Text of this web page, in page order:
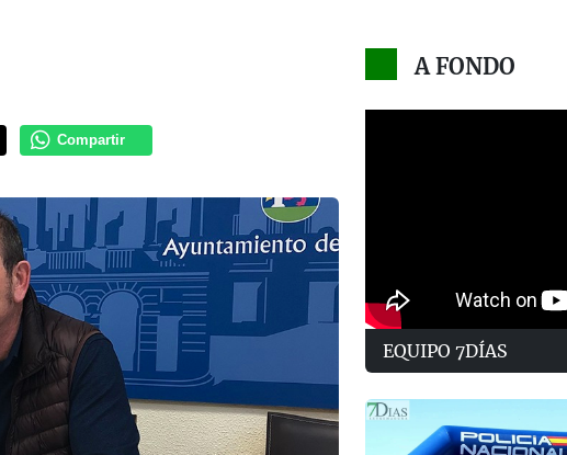
Compartir
A FONDO
EQUIPO 7DÍAS